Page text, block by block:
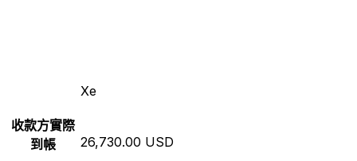
Xe
收款方實際
到帳
26,730.00 USD